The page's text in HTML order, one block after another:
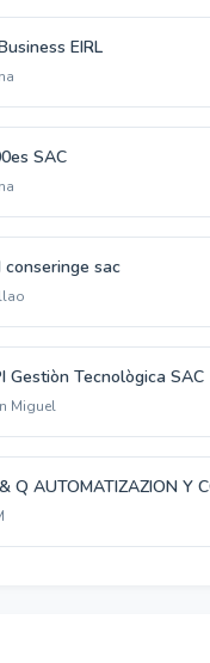
EIRL
SAC
conseringe sac
Gestiòn Tecnològica SAC
Miguel
Q AUTOMATIZAZION Y